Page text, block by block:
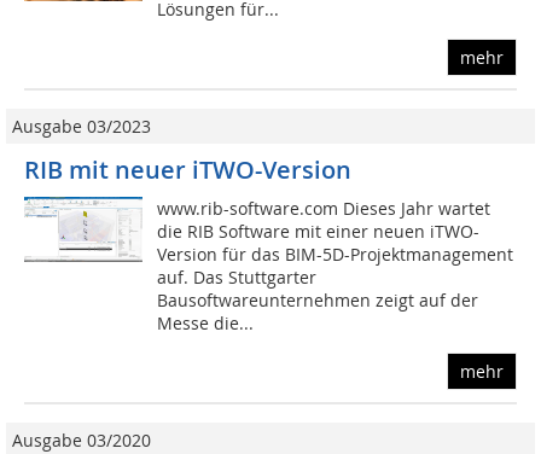
Lösungen für...
mehr
Ausgabe 03/2023
RIB mit neuer iTWO-Version
www.rib-software.com Dieses Jahr wartet
die RIB Software mit einer neuen iTWO-
Version für das BIM-5D-Projektmanagement
auf. Das Stuttgarter
Bausoftwareunternehmen zeigt auf der
Messe die...
mehr
Ausgabe 03/2020